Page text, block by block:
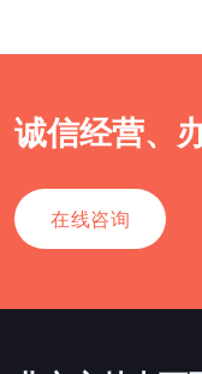
诚信经营、
在线咨询